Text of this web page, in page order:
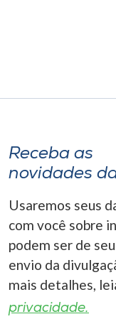
A-
Receba as
novidades
Usaremos seus
com você sobre
podem ser de
envio da
mais detalhes,
privacidade.